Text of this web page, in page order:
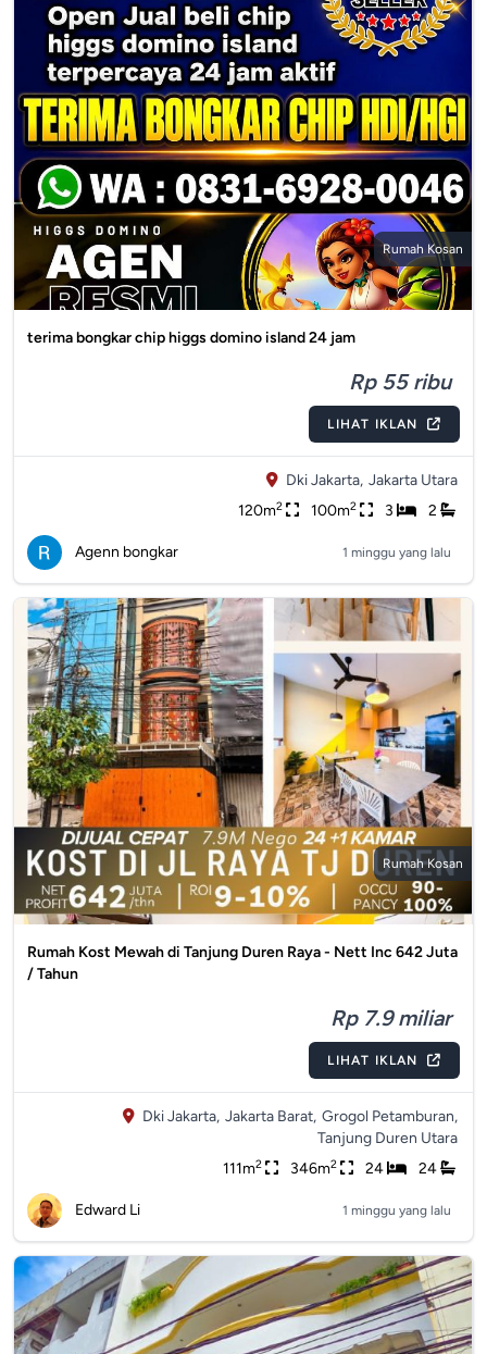
Rumah Kosan
terima bongkar chip higgs domino island 24 jam
Rp 55 ribu
LIHAT IKLAN
Dki Jakarta, Jakarta Utara
120m2 100m2 3 2
Agenn bongkar 1 minggu yang lalu
Rumah Kosan
Rumah Kost Mewah di Tanjung Duren Raya - Nett Inc 642 Juta
/ Tahun
Rp 7.9 miliar
LIHAT IKLAN
Dki Jakarta, Jakarta Barat, Grogol Petamburan,
Tanjung Duren Utara
111m2 346m2 24 24
Edward Li 1 minggu yang lalu